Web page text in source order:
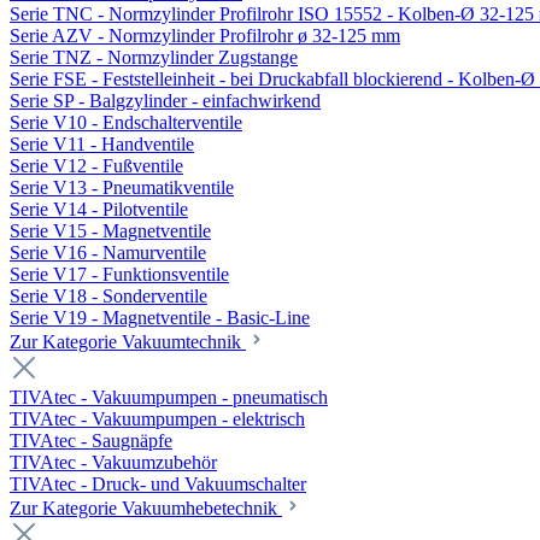
Serie TNC - Normzylinder Profilrohr ISO 15552 - Kolben-Ø 32-125
Serie AZV - Normzylinder Profilrohr ø 32-125 mm
Serie TNZ - Normzylinder Zugstange
Serie FSE - Feststelleinheit - bei Druckabfall blockierend - Kolben-Ø
Serie SP - Balgzylinder - einfachwirkend
Serie V10 - Endschalterventile
Serie V11 - Handventile
Serie V12 - Fußventile
Serie V13 - Pneumatikventile
Serie V14 - Pilotventile
Serie V15 - Magnetventile
Serie V16 - Namurventile
Serie V17 - Funktionsventile
Serie V18 - Sonderventile
Serie V19 - Magnetventile - Basic-Line
Zur Kategorie Vakuumtechnik
TIVAtec - Vakuumpumpen - pneumatisch
TIVAtec - Vakuumpumpen - elektrisch
TIVAtec - Saugnäpfe
TIVAtec - Vakuumzubehör
TIVAtec - Druck- und Vakuumschalter
Zur Kategorie Vakuumhebetechnik